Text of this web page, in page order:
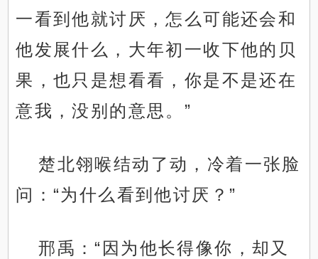
一看到他就讨厌，怎么可能还会和
他发展什么，大年初一收下他的贝
果，也只是想看看，你是不是还在
意我，没别的意思。”
楚北翎喉结动了动，冷着一张脸
问：“为什么看到他讨厌？”
邢禹：“因为他长得像你，却又